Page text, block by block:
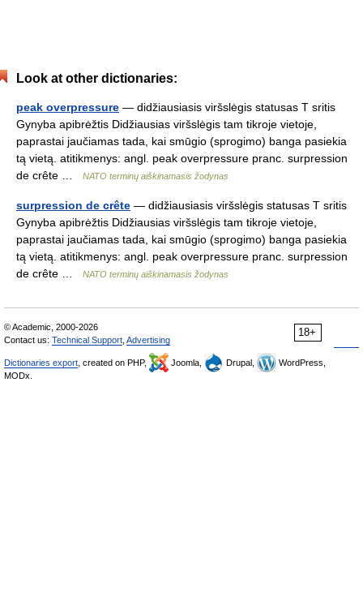
Look at other dictionaries:
peak overpressure — didžiausiasis viršslėgis statusas T sritis
Gynyba apibrėžtis Didžiausias viršslėgis tam tikroje vietoje,
paprastai jaučiamas tada, kai smūgio (sprogimo) banga pasiekia
tą vietą. atitikmenys: angl. peak overpressure pranc. surpression
de crête …
NATO terminų aiškinamasis žodynas
surpression de crête — didžiausiasis viršslėgis statusas T sritis
Gynyba apibrėžtis Didžiausias viršslėgis tam tikroje vietoje,
paprastai jaučiamas tada, kai smūgio (sprogimo) banga pasiekia
tą vietą. atitikmenys: angl. peak overpressure pranc. surpression
de crête …
NATO terminų aiškinamasis žodynas
18+
© Academic, 2000-2026
Contact us: Technical Support Advertising
Dictionaries export , created on PHP, Joomla, Drupal,
WordPress,
MODx.